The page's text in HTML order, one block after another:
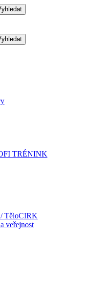
TRÉNINK
TěloCIRK
veřejnost